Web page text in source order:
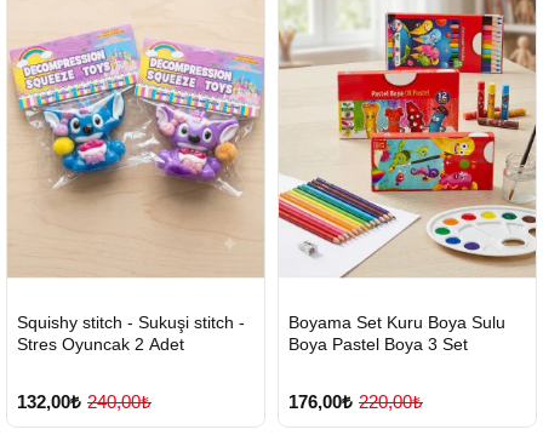
TESLİMAT
Squishy stitch - Sukuşi stitch -
Stres Oyuncak 2 Adet
132,00₺ 240,00₺
TESLİMAT
Boyama Set Kuru Boya Sulu
Boya Pastel Boya 3 Set
176,00₺ 220,00₺